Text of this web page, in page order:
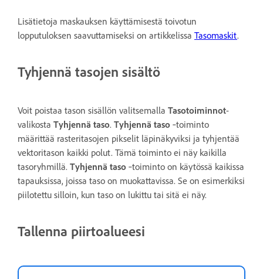
Lisätietoja maskauksen käyttämisestä toivotun
lopputuloksen saavuttamiseksi on artikkelissa Tasomaskit.
Tyhjennä tasojen sisältö
Voit poistaa tason sisällön valitsemalla Tasotoiminnot-
valikosta Tyhjennä taso. Tyhjennä taso ‑toiminto
määrittää rasteritasojen pikselit läpinäkyviksi ja tyhjentää
vektoritason kaikki polut. Tämä toiminto ei näy kaikilla
tasoryhmillä. Tyhjennä taso ‑toiminto on käytössä kaikissa
tapauksissa, joissa taso on muokattavissa. Se on esimerkiksi
piilotettu silloin, kun taso on lukittu tai sitä ei näy.
Tallenna piirtoalueesi